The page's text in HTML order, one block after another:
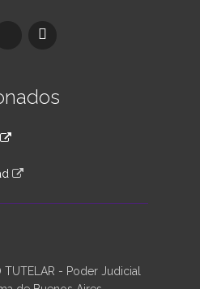
TUTELAR - Poder Judicial